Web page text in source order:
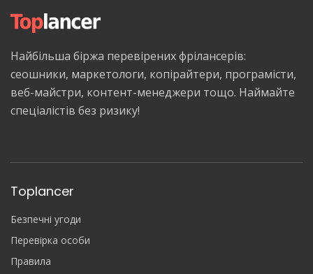
Найбільша біржа перевірених фрілансерів:
сеошники, маркетологи, копірайтери, програмісти,
веб-майстри, контент-менеджери тощо. Наймайте
спеціалістів без ризику!
Toplancer
Безпечні угоди
Перевірка особи
Правила